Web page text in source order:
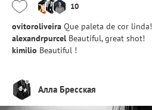
10
ovitoroliveira Que paleta de cor linda!
alexandrpurcel Beautiful, great shot!
kimilio Beautiful !
Алла Бресская